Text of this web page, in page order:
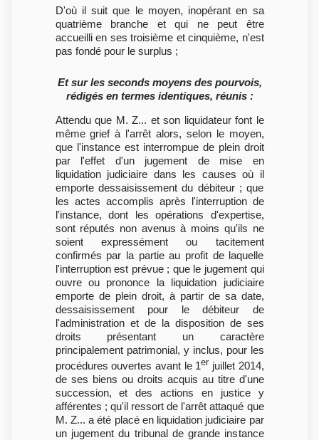
D'où il suit que le moyen, inopérant en sa
quatrième branche et qui ne peut être
accueilli en ses troisième et cinquième, n'est
pas fondé pour le surplus ;
Et sur les seconds moyens des pourvois,
rédigés en termes identiques, réunis :
Attendu que M. Z... et son liquidateur font le
même grief à l'arrêt alors, selon le moyen,
que l'instance est interrompue de plein droit
par l'effet d'un jugement de mise en
liquidation judiciaire dans les causes où il
emporte dessaisissement du débiteur ; que
les actes accomplis après l'interruption de
l'instance, dont les opérations d'expertise,
sont réputés non avenus à moins qu'ils ne
soient expressément ou tacitement
confirmés par la partie au profit de laquelle
l'interruption est prévue ; que le jugement qui
ouvre ou prononce la liquidation judiciaire
emporte de plein droit, à partir de sa date,
dessaisissement pour le débiteur de
l'administration et de la disposition de ses
droits présentant un caractère
principalement patrimonial, y inclus, pour les
procédures ouvertes avant le 1er juillet 2014,
de ses biens ou droits acquis au titre d'une
succession, et des actions en justice y
afférentes ; qu'il ressort de l'arrêt attaqué que
M. Z... a été placé en liquidation judiciaire par
un jugement du tribunal de grande instance